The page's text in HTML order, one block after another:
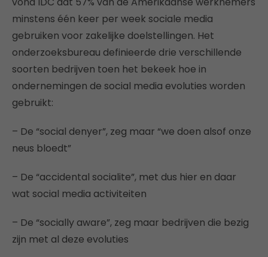
minstens één keer per week sociale media
gebruiken voor zakelijke doelstellingen. Het
onderzoeksbureau definieerde drie verschillende
soorten bedrijven toen het bekeek hoe in
ondernemingen de social media evoluties worden
gebruikt:
– De “social denyer”, zeg maar “we doen alsof onze
neus bloedt”
– De “accidental socialite”, met dus hier en daar
wat social media activiteiten
– De “socially aware”, zeg maar bedrijven die bezig
zijn met al deze evoluties